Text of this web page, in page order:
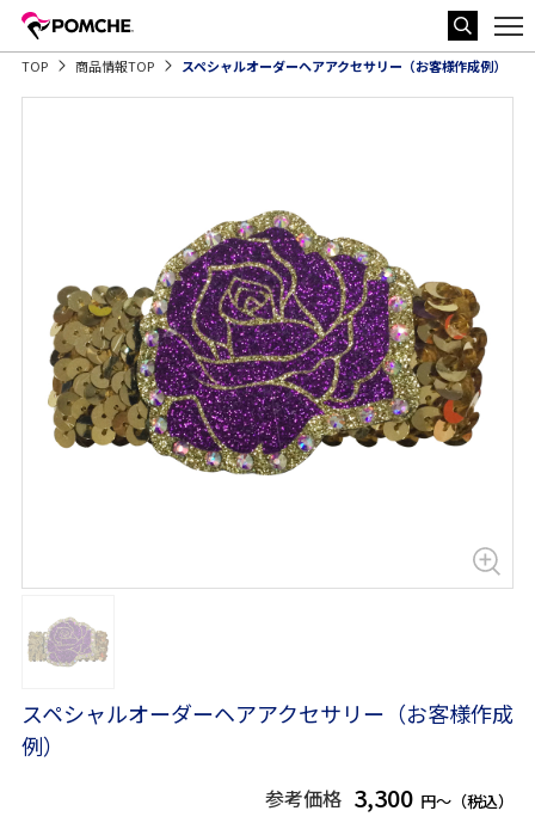
TOP 商品情報TOP スペシャルオーダーヘアアクセサリー（お客様作成例）
スペシャルオーダーヘアアクセサリー（お客様作成
例）
参考価格 3,300 円～（税込）